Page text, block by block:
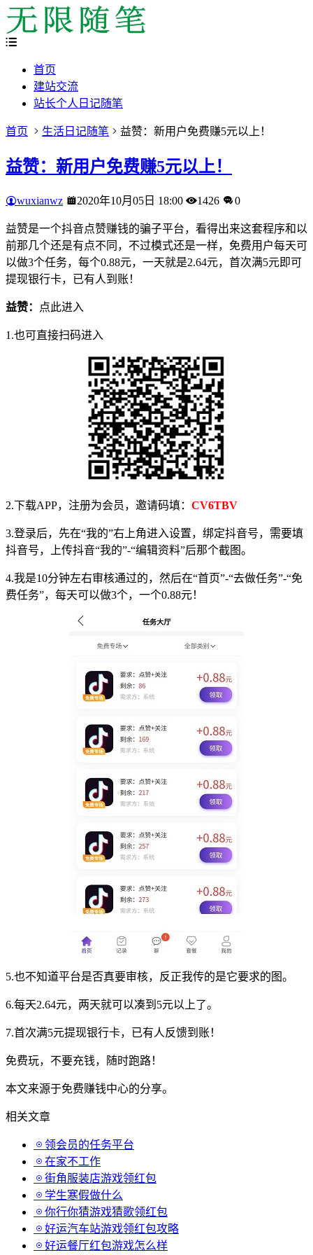
首页
建站交流
站长个人日记随笔
首页 生活日记随笔 益赞：新用户免费赚5元以上！
益赞：新用户免费赚5元以上！
wuxianwz 2020年10月05日 18:00 1426 0
益赞是一个抖音点赞赚钱的骗子平台，看得出来这套程序和以
前那几个还是有点不同，不过模式还是一样，免费用户每天可
以做3个任务，每个0.88元，一天就是2.64元，首次满5元即可
提现银行卡，已有人到账！
益赞： 点此进入
1.也可直接扫码进入
2.下载APP，注册为会员，邀请码填： CV6TBV
3.登录后，先在“我的”右上角进入设置，绑定抖音号，需要填
抖音号，上传抖音“我的”-“编辑资料”后那个截图。
4.我是10分钟左右审核通过的，然后在“首页”-“去做任务”-“免
费任务”，每天可以做3个，一个0.88元！
5.也不知道平台是否真要审核，反正我传的是它要求的图。
6.每天2.64元，两天就可以凑到5元以上了。
7.首次满5元提现银行卡，已有人反馈到账！
免费玩，不要充钱，随时跑路！
本文来源于免费赚钱中心的分享。
相关文章
领会员的任务平台
在家不工作
街角服装店游戏领红包
学生寒假做什么
你行你猜游戏猜歌领红包
好运汽车站游戏领红包攻略
好运餐厅红包游戏怎么样